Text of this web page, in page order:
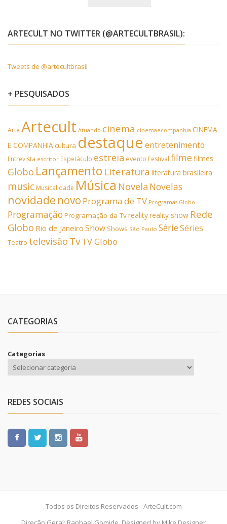
ARTECULT NO TWITTER (@ARTECULTBRASIL):
Tweets de @artecultbrasil
+ PESQUISADOS
Arte Artecult Atuando cinema cinemaecompanhia CINEMA
E COMPANHIAcultura destaque entretenimento
Entrevista escritor Espetáculo estreia evento Festival filmefilmes
Globo Lançamento Literatura literatura brasileira
music Musicalidade Música Novela Novelas
novidade novo Programa de TV Programas Globo
Programação Programação da Tvrealityreality show Rede
Globo Rio de Janeiro Show Shows São Paulo SérieSéries
Teatro televisão TvTV Globo
CATEGORIAS
Categorias
REDES SOCIAIS
Todos os Direitos Reservados - ArteCult.com